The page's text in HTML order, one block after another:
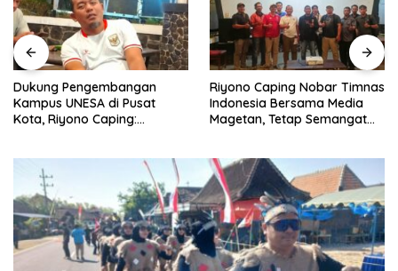
Dukung Pengembangan
Kampus UNESA di Pusat
Kota, Riyono Caping:
Riyono Caping Nobar Timnas
Indonesia Bersama Media
Magetan, Tetap Semangat